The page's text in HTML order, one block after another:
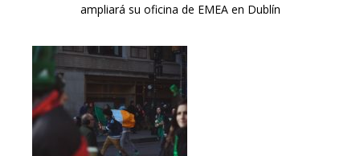
ampliará su oficina de EMEA en Dublín